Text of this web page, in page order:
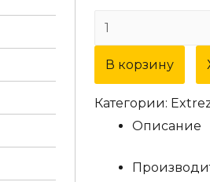
Количество
товара
Дверная
ручка
Extreza
"ATTRI"
В корзину
Категории:
Описание